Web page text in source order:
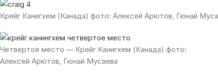
Крейг Канигхем (Канада) фото: Алексей Арютов, Гюнай
Четвертое место — Крейг Канигхем (Канада) фото:
Алексей Арютов, Гюнай Мусаева